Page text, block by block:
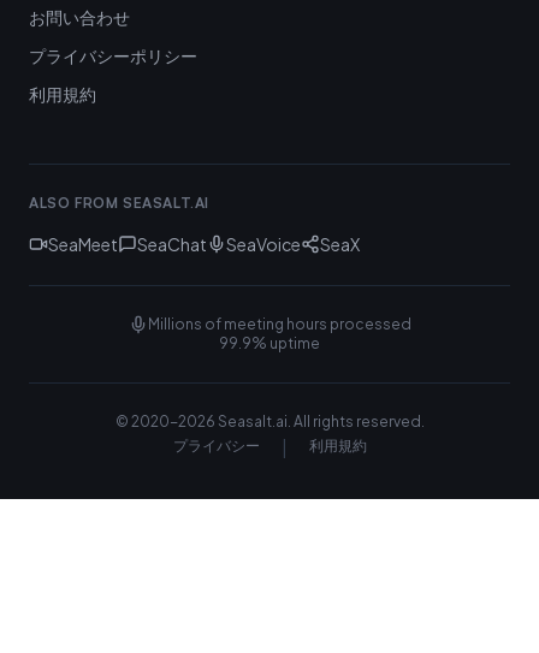
お問い合わせ
プライバシーポリシー
利用規約
ALSO FROM SEASALT.AI
SeaMeet SeaChat SeaVoice SeaX
Millions of meeting hours processed
99.9% uptime
© 2020-2026 Seasalt.ai. All rights reserved.
プライバシー
| 利用規約